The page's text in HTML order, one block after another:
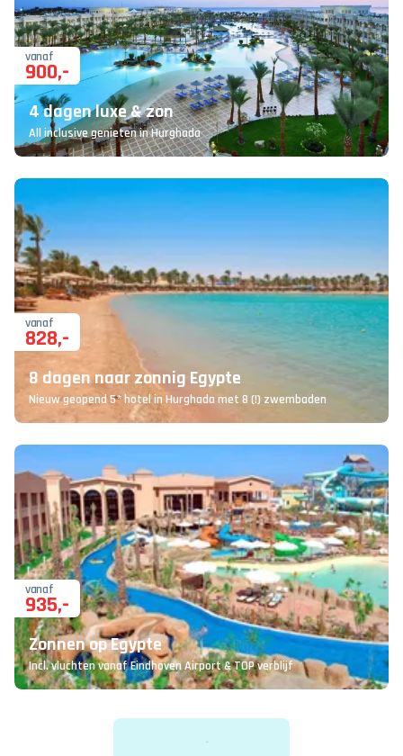
vanaf
900,-
4 dagen luxe & zon
All inclusive genieten in Hurghada
vanaf
828,-
8 dagen naar zonnig Egypte
Nieuw geopend 5* hotel in Hurghada met 8 (!) zwembaden
vanaf
935,-
Zonnen op Egypte
Incl. vluchten vanaf Eindhoven Airport & TOP verblijf